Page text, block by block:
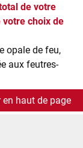
de votre
votre choix de
opale de feu,
aux feutres-
en haut de page